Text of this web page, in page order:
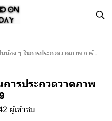
ๆ ในการประกวดวาดภาพ การ์ดนี้เพื่อน้อง ครั้งที่ 19
การประกวดวาดภาพ
ผู้เข้าชม